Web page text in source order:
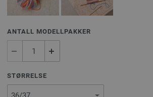
ANTALL MODELLPAKKER
STØRRELSE